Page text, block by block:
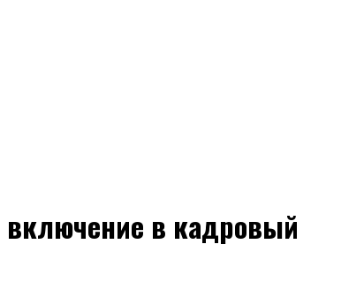
включение в кадровый